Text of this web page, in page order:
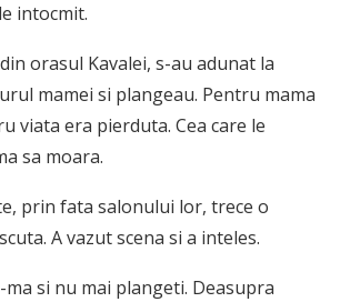
intocmit.
orasul Kavalei, s-au adunat la
mamei si plangeau. Pentru mama
viata era pierduta. Cea care le
sa moara.
prin fata salonului lor, trece o
A vazut scena si a inteles.
ma si nu mai plangeti. Deasupra